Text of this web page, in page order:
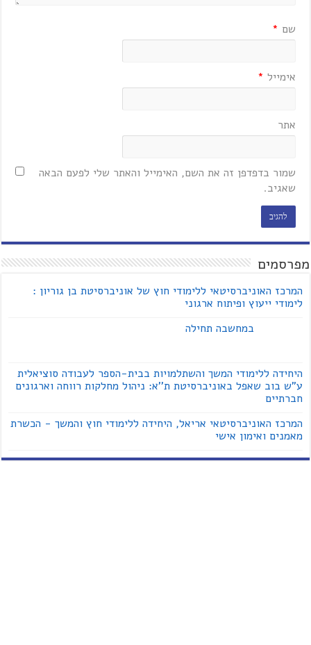
שם *
אימייל *
אתר
שמור בדפדפן זה את השם, האימייל והאתר שלי לפעם הבאה
שאגיב.
מפרסמים
המרכז האוניברסיטאי ללימודי חוץ של אוניברסיטת בן גוריון :
לימודי ייעוץ ופיתוח ארגוני
במחשבה תחילה
היחידה ללימודי המשך והשתלמויות בבית-הספר לעבודה סוציאלית
ע"ש בוב שאפל באוניברסיטת ת''א: ניהול מחלקות רווחה וארגונים
חברתיים
המרכז האוניברסיטאי אריאל, היחידה ללימודי חוץ והמשך - הכשרת
מאמנים ואימון אישי